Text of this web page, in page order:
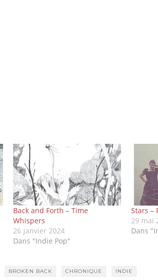
Back and Forth – Time
Whispers
26 janvier 2024
Dans "Indie Pop"
Stars –
29 mai
Dans
BROKEN BACK CHRONIQUE INDIE